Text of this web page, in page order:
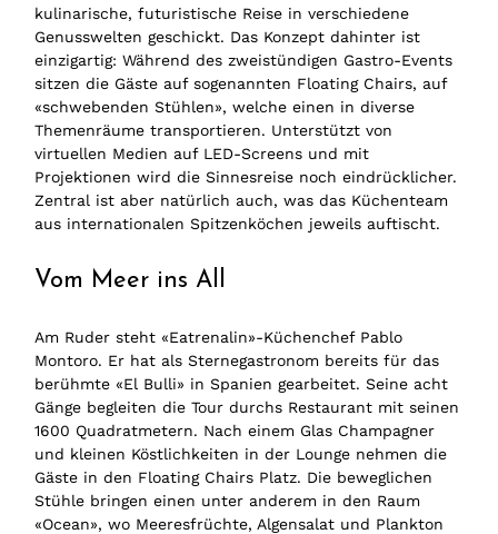
kulinarische, futuristische Reise in verschiedene
Genusswelten geschickt. Das Konzept dahinter ist
einzigartig: Während des zweistündigen Gastro-Events
sitzen die Gäste auf sogenannten Floating Chairs, auf
«schwebenden Stühlen», welche einen in diverse
Themenräume transportieren. Unterstützt von
virtuellen Medien auf LED-Screens und mit
Projektionen wird die Sinnesreise noch eindrücklicher.
Zentral ist aber natürlich auch, was das Küchenteam
aus internationalen Spitzenköchen jeweils auftischt.
Vom Meer ins All
Am Ruder steht «Eatrenalin»-Küchenchef Pablo
Montoro. Er hat als Sternegastronom bereits für das
berühmte «El Bulli» in Spanien gearbeitet. Seine acht
Gänge begleiten die Tour durchs Restaurant mit seinen
1600 Quadratmetern. Nach einem Glas Champagner
und kleinen Köstlichkeiten in der Lounge nehmen die
Gäste in den Floating Chairs Platz. Die beweglichen
Stühle bringen einen unter anderem in den Raum
«Ocean», wo Meeresfrüchte, Algensalat und Plankton